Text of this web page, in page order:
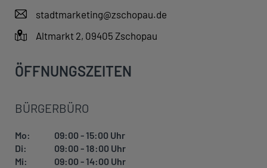
stadtmarketing@zschopau.de
Altmarkt 2, 09405 Zschopau
ÖFFNUNGSZEITEN
BÜRGERBÜRO
Mo:
09:00 - 15:00 Uhr
Di:
09:00 - 18:00 Uhr
Mi:
09:00 - 14:00 Uhr